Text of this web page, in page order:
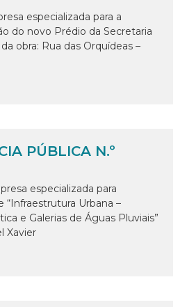
especializada para a
do novo Prédio da Secretaria
obra: Rua das Orquídeas –
PÚBLICA N.º
especializada para
“Infraestrutura Urbana –
e Galerias de Águas Pluviais”
Xavier